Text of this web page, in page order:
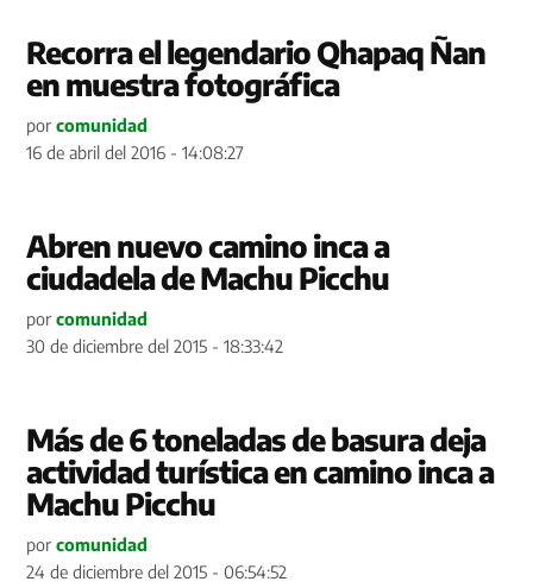
Recorra el legendario Qhapaq Ñan
en muestra fotográfica
por comunidad
16 de abril del 2016 - 14:08:27
Abren nuevo camino inca a
ciudadela de Machu Picchu
por comunidad
30 de diciembre del 2015 - 18:33:42
Más de 6 toneladas de basura deja
actividad turística en camino inca a
Machu Picchu
por comunidad
24 de diciembre del 2015 - 06:54:52